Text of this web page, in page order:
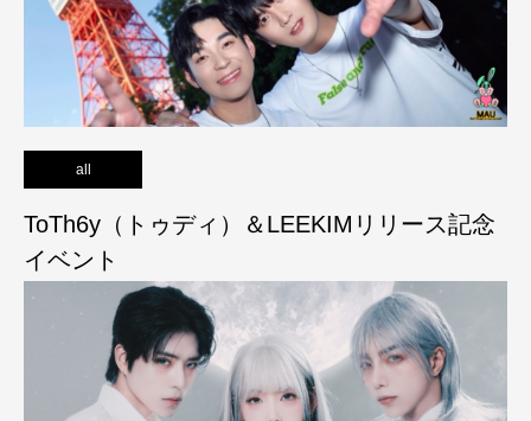
all
ToTh6y（トゥディ）＆LEEKIMリリース記念
イベント